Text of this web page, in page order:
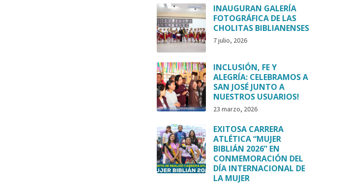
INAUGURAN GALERÍA
FOTOGRÁFICA DE LAS
CHOLITAS BIBLIANENSES
7 julio, 2026
INCLUSIÓN, FE Y
ALEGRÍA: CELEBRAMOS A
SAN JOSÉ JUNTO A
NUESTROS USUARIOS!
23 marzo, 2026
EXITOSA CARRERA
ATLÉTICA “MUJER
BIBLIÁN 2026” EN
CONMEMORACIÓN DEL
DÍA INTERNACIONAL DE
LA MUJER